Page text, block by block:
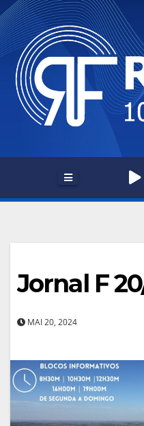
Skip
to
content
Jornal F
MAI 20, 2024